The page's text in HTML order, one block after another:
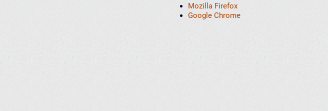
Mozilla Firefox
Google Chrome